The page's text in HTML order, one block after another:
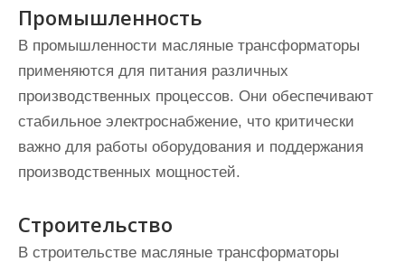
Промышленность
В промышленности масляные трансформаторы
применяются для питания различных
производственных процессов. Они обеспечивают
стабильное электроснабжение, что критически
важно для работы оборудования и поддержания
производственных мощностей.
Строительство
В строительстве масляные трансформаторы